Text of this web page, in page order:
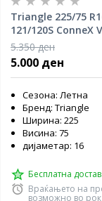
Triangle 225/75
121/120S ConneX
(TV701)
5.350 ден
5.000 ден
Сезона: Летна
Бренд: Triangle
Ширина: 225
Висина: 75
дијаметар: 16
Бесплатна
Враќањето на
возможно во